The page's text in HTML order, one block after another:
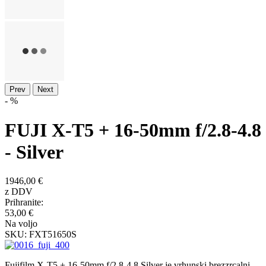
Prev Next
- %
FUJI X-T5 + 16-50mm f/2.8-4.8
- Silver
1946,00 €
z DDV
Prihranite:
53,00 €
Na voljo
SKU: FXT51650S